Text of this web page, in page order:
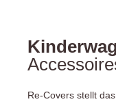
Re-Covers stellt